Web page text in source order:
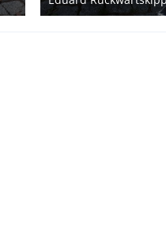
20. Dezember 2020